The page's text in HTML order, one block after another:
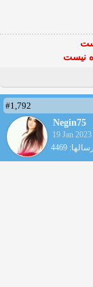
نیست
#1,792
Negin75
19 Jan
ارسالها: 4469